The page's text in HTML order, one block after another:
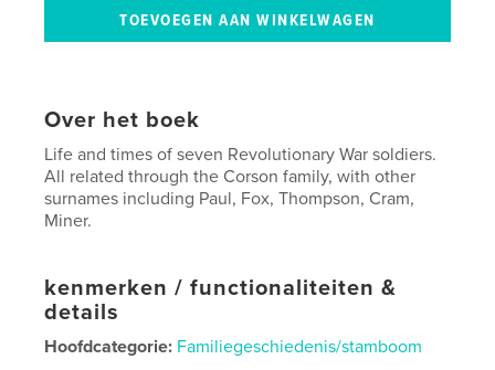
Over het boek
Life and times of seven Revolutionary War soldiers.
All related through the Corson family, with other
surnames including Paul, Fox, Thompson, Cram,
Miner.
kenmerken / functionaliteiten &
details
Hoofdcategorie: Familiegeschiedenis/stamboom